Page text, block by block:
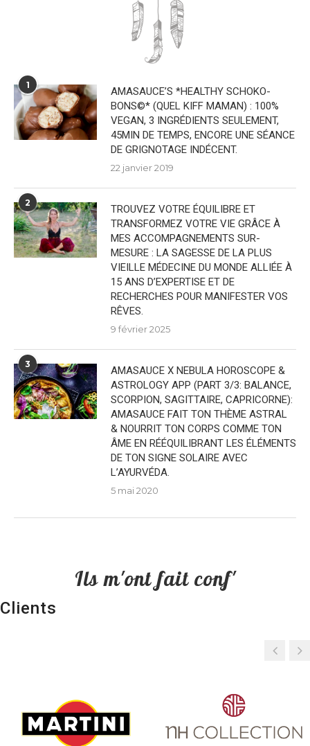
1
AMASAUCE’S *HEALTHY SCHOKO-
BONS©* (QUEL KIFF MAMAN) : 100%
VEGAN, 3 INGRÉDIENTS SEULEMENT,
45MIN DE TEMPS, ENCORE UNE SÉANCE
DE GRIGNOTAGE INDÉCENT.
22 janvier 2019
2
TROUVEZ VOTRE ÉQUILIBRE ET
TRANSFORMEZ VOTRE VIE GRÂCE À
MES ACCOMPAGNEMENTS SUR-
MESURE : LA SAGESSE DE LA PLUS
VIEILLE MÉDECINE DU MONDE ALLIÉE À
15 ANS D’EXPERTISE ET DE
RECHERCHES POUR MANIFESTER VOS
RÊVES.
9 février 2025
3
AMASAUCE X NEBULA HOROSCOPE &
ASTROLOGY APP (PART 3/3: BALANCE,
SCORPION, SAGITTAIRE, CAPRICORNE):
AMASAUCE FAIT TON THÈME ASTRAL
& NOURRIT TON CORPS COMME TON
ÂME EN RÉÉQUILIBRANT LES ÉLÉMENTS
DE TON SIGNE SOLAIRE AVEC
L’AYURVÉDA.
5 mai 2020
Ils m'ont fait conf'
Clients